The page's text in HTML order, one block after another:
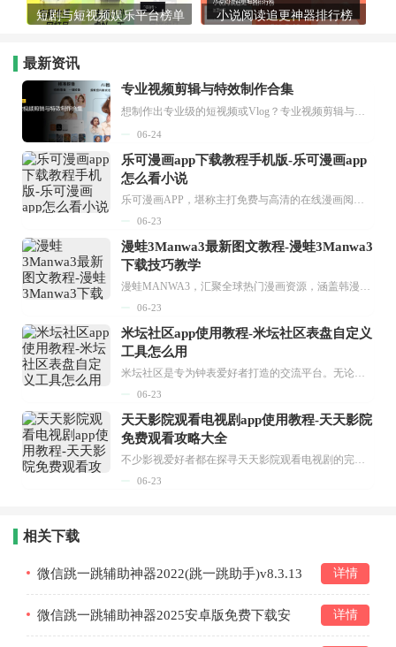
短剧与短视频娱乐平台榜单 小说阅读追更神器排行榜
最新资讯
专业视频剪辑与特效制作合集
想制作出专业级的短视频或Vlog？专业视频剪辑与特效制作大全专题为你提供了从剪辑、抠像到特效包装的全套解决方案。无论是添加炫酷的片头、进行精准的视频抠图，还是制...
06-24
乐可漫画app下载教程手机版-乐可漫画app
怎么看小说
06-23
漫蛙3Manwa3最新图文教程-漫蛙3Manwa3
下载技巧教学
06-23
米坛社区app使用教程-米坛社区表盘自定义
工具怎么用
06-23
天天影院观看电视剧app使用教程-天天影院
免费观看攻略大全
06-23
相关下载
微信跳一跳辅助神器2022(跳一跳助手)v8.3.13 详情
微信跳一跳辅助神器2025安卓版免费下载安
装v8.3.13
详情